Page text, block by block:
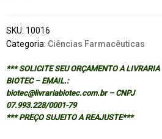
SKU: 10016
Categoria: Ciências Farmacêuticas
*** SOLICITE SEU ORÇAMENTO A LIVRARIA
BIOTEC – EMAIL.:
biotec@livrariabiotec.com.br – CNPJ
07.993.228/0001-79
*** PREÇO SUJEITO A REAJUSTE***